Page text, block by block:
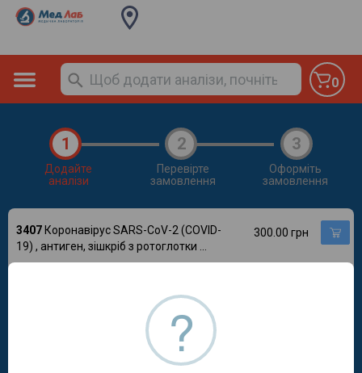
0
1
Додайте
аналізи
2
Перевірте
замовлення
3
Оформіть
замовлення
3407 Коронавірус SARS-CoV-2 (COVID-
19) , антиген, зішкріб з ротоглотки
300.00 грн
19), антитіла IgM (методом ІФА)
Коронавірус SARS-CoV-2 (COVID-
19), антитіла IgG, методом ІФА?